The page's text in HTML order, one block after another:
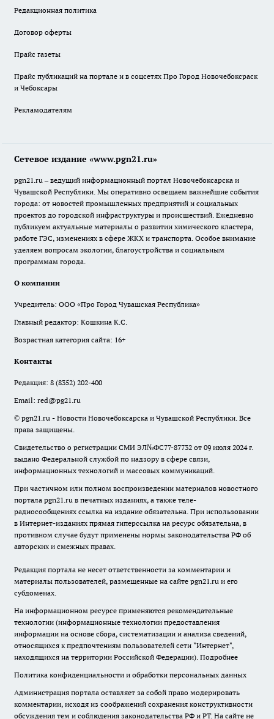
Редакционная политика
Договор оферты
Прайс газеты
Прайс публикаций на портале и в соцсетях Про Город Новочебоксраск
и Чебоксары
Рекламодателям
Сетевое издание «www.pgn21.ru»
pgn21.ru – ведущий информационный портал Новочебоксарска и
Чувашской Республики. Мы оперативно освещаем важнейшие события
города: от новостей промышленных предприятий и социальных
проектов до городской инфраструктуры и происшествий. Ежедневно
публикуем актуальные материалы о развитии химического кластера,
работе ГЭС, изменениях в сфере ЖКХ и транспорта. Особое внимание
уделяем вопросам экологии, благоустройства и социальным
программам города.
О компании
Учредитель: ООО «Про Город Чувашская Республика»
Главный редактор: Кошкина К.С.
Возрастная категория сайта: 16+
Контакты
Редакция: 8 (8352) 202-400
Email: red@pg21.ru
© pgn21.ru - Новости Новочебоксарска и Чувашской Республики. Все
права защищены.
Свидетельство о регистрации СМИ ЭЛ№ФС77-87732 от 09 июля 2024 г.
выдано Федеральной службой по надзору в сфере связи,
информационных технологий и массовых коммуникаций.
При частичном или полном воспроизведении материалов новостного
портала pgn21.ru в печатных изданиях, а также теле-
радиосообщениях ссылка на издание обязательна. При использовании
в Интернет-изданиях прямая гиперссылка на ресурс обязательна, в
противном случае будут применены нормы законодательства РФ об
авторских и смежных правах.
Редакция портала не несет ответственности за комментарии и
материалы пользователей, размещенные на сайте pgn21.ru и его
субдоменах.
На информационном ресурсе применяются рекомендательные
технологии (информационные технологии предоставления
информации на основе сбора, систематизации и анализа сведений,
относящихся к предпочтениям пользователей сети "Интернет",
находящихся на территории Российской Федерации). Подробнее
Политика конфиденциальности и обработки персональных данных
Администрация портала оставляет за собой право модерировать
комментарии, исходя из соображений сохранения конструктивности
обсуждения тем и соблюдения законодательства РФ и РТ. На сайте не